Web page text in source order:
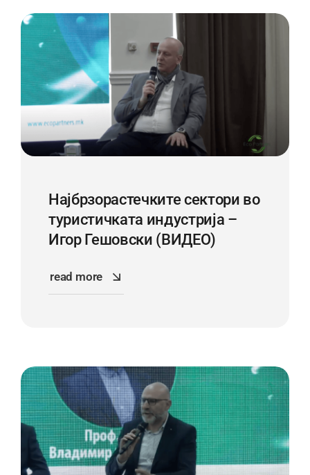
Најбрзорастечките сектори во
туристичката индустрија –
Игор Гешовски (ВИДЕО)
read more